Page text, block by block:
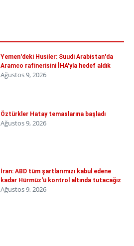
Yemen'deki Husiler: Suudi Arabistan'da
Aramco rafinerisini İHA'yla hedef aldık
Ağustos 9, 2026
Öztürkler Hatay temaslarına başladı
Ağustos 9, 2026
İran: ABD tüm şartlarımızı kabul edene
kadar Hürmüz'ü kontrol altında tutacağız
Ağustos 9, 2026